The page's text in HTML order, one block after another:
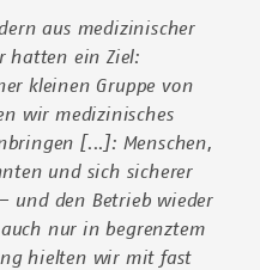
aus medizinischer
hatten ein Ziel:
kleinen Gruppe von
wir medizinisches
[...]: Menschen,
und sich sicherer
und den Betrieb wieder
nur in begrenztem
hielten wir mit fast